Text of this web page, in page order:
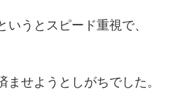
うとスピード重視で、
ませようとしがちでした。